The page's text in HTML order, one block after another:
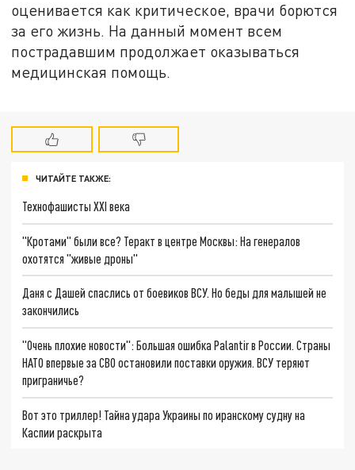
оценивается как критическое, врачи борются
за его жизнь. На данный момент всем
пострадавшим продолжает оказываться
медицинская помощь.
ЧИТАЙТЕ ТАКЖЕ:
Технофашисты XXI века
"Кротами" были все? Теракт в центре Москвы: На генералов
охотятся "живые дроны"
Даня с Дашей спаслись от боевиков ВСУ. Но беды для малышей не
закончились
"Очень плохие новости": Большая ошибка Palantir в России. Страны
НАТО впервые за СВО остановили поставки оружия. ВСУ теряют
приграничье?
Вот это триллер! Тайна удара Украины по иранскому судну на
Каспии раскрыта